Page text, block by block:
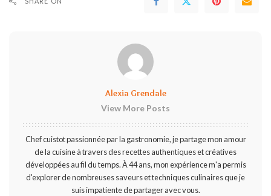
Alexia Grendale
View More Posts
Chef cuistot passionnée par la gastronomie, je partage mon amour
de la cuisine à travers des recettes authentiques et créatives
développées au fil du temps. À 44 ans, mon expérience m'a permis
d'explorer de nombreuses saveurs et techniques culinaires que je
suis impatiente de partager avec vous.